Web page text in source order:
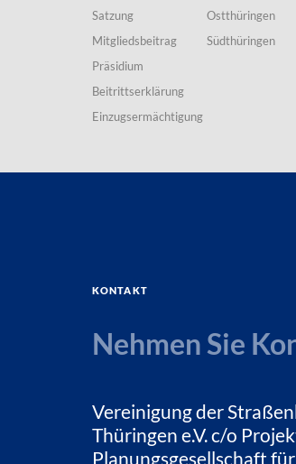
Satzung
Mitgliedsbeitrag
Präsidium
Beitrittserklärung
Einzugsermächtigung
Ostthüringen
Südthüringen
Kontakt
Nehmen Sie
Vereinigung der
Thüringen e.V. c/o
Planungsgesellschaft